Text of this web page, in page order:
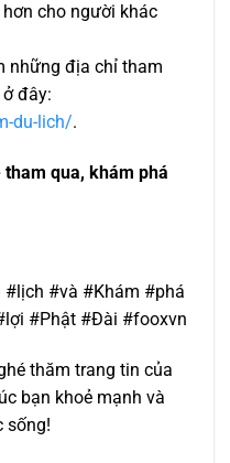
cho người khác
những địa chỉ tham
đây:
du-lich/.
qua, khám phá
#và #Khám #phá
#Phật #Đài #fooxvn
thăm trang tin của
bạn khoẻ mạnh và
sống!